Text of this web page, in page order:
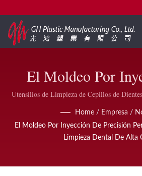
El Moldeo Por
Precisión Permite
De Limpieza
Calidad | Envases
Utensilios de Limpieza de Cepillos de
de esmalte de uñas de alta
Home / Empresa /
El Moldeo Por Inyección De Precisión
Limpieza Dental De Alta